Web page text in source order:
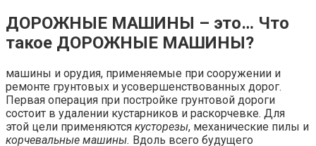
ДОРОЖНЫЕ МАШИНЫ – это… Что
такое ДОРОЖНЫЕ МАШИНЫ?
машины и орудия, применяемые при сооружении и
ремонте грунтовых и усовершенствованных дорог.
Первая операция при постройке грунтовой дороги
состоит в удалении кустарников и раскорчевке. Для
этой цели применяются кусторезы, механические пилы и
корчевальные машины. Вдоль всего будущего